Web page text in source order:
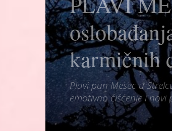
karmičnih
Plavi pun Mesec u
emotivno čišćenje i novi